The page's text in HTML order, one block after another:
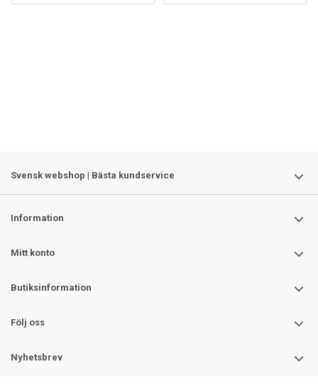
Svensk webshop | Bästa kundservice
Information
Mitt konto
Butiksinformation
Följ oss
Nyhetsbrev